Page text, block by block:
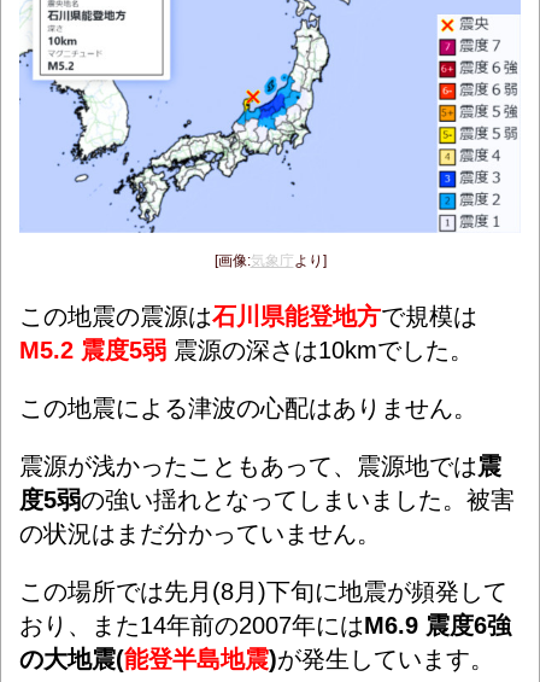
[画像:気象庁より]
この地震の震源は石川県能登地方で規模は
M5.2 震度5弱 震源の深さは10kmでした。
この地震による津波の心配はありません。
震源が浅かったこともあって、震源地では震
度5弱の強い揺れとなってしまいました。被害
の状況はまだ分かっていません。
この場所では先月(8月)下旬に地震が頻発して
おり、また14年前の2007年にはM6.9 震度6強
の大地震(能登半島地震)が発生しています。